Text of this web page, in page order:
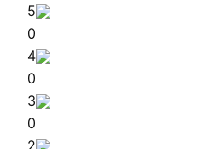
5
0
4
0
3
0
2